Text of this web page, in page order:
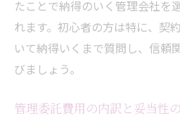
たことで納得のいく管理会社を
れます。初心者の方は特に、契
いて納得いくまで質問し、信頼
びましょう。
管理委託費用の内訳と妥当性